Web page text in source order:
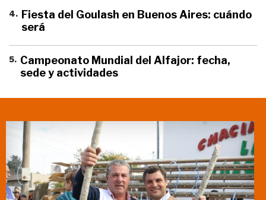
4. Fiesta del Goulash en Buenos Aires: cuándo
será
5. Campeonato Mundial del Alfajor: fecha,
sede y actividades